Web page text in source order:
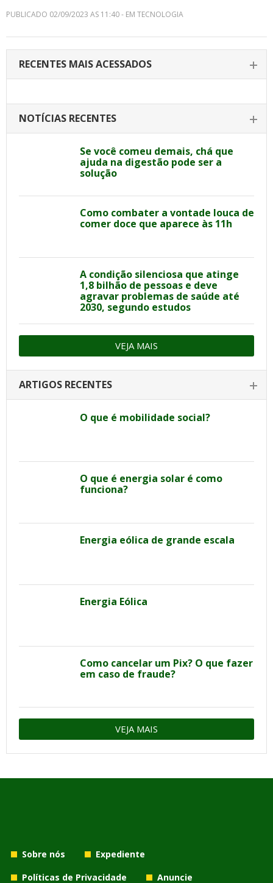
PUBLICADO 02/09/2023 AS 11:40 - EM TECNOLOGIA
RECENTES MAIS ACESSADOS
NOTÍCIAS RECENTES
Se você comeu demais, chá que
ajuda na digestão pode ser a
solução
Como combater a vontade louca de
comer doce que aparece às 11h
A condição silenciosa que atinge
1,8 bilhão de pessoas e deve
agravar problemas de saúde até
2030, segundo estudos
VEJA MAIS
ARTIGOS RECENTES
O que é mobilidade social?
O que é energia solar é como
funciona?
Energia eólica de grande escala
Energia Eólica
Como cancelar um Pix? O que fazer
em caso de fraude?
VEJA MAIS
Sobre nós
Expediente
Políticas de Privacidade
Anuncie